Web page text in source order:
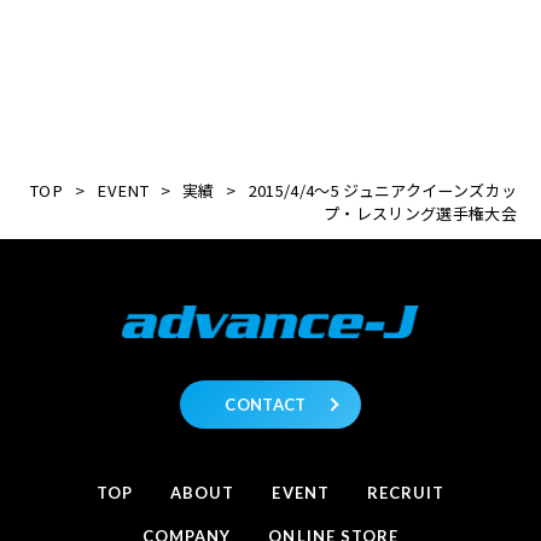
TOP > EVENT > 実績 > 2015/4/4～5 ジュニアクイーンズカッ
プ・レスリング選手権大会
CONTACT
TOP ABOUT EVENT RECRUIT
COMPANY ONLINE STORE